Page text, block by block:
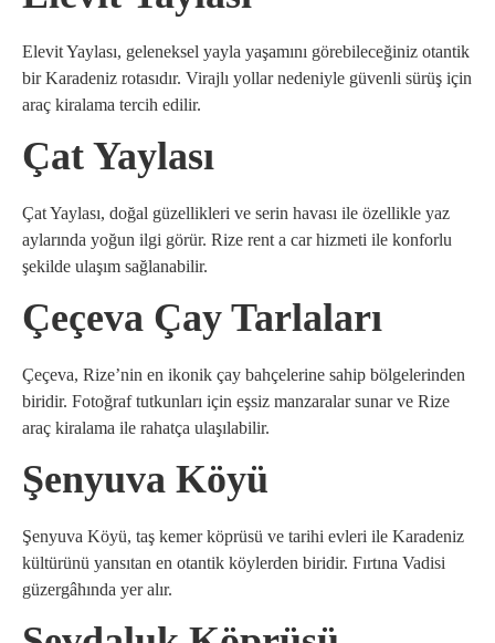
Elevit Yaylası, geleneksel yayla yaşamını görebileceğiniz otantik
bir Karadeniz rotasıdır. Virajlı yollar nedeniyle güvenli sürüş için
araç kiralama tercih edilir.
Çat Yaylası
Çat Yaylası, doğal güzellikleri ve serin havası ile özellikle yaz
aylarında yoğun ilgi görür. Rize rent a car hizmeti ile konforlu
şekilde ulaşım sağlanabilir.
Çeçeva Çay Tarlaları
Çeçeva, Rize’nin en ikonik çay bahçelerine sahip bölgelerinden
biridir. Fotoğraf tutkunları için eşsiz manzaralar sunar ve Rize
araç kiralama ile rahatça ulaşılabilir.
Şenyuva Köyü
Şenyuva Köyü, taş kemer köprüsü ve tarihi evleri ile Karadeniz
kültürünü yansıtan en otantik köylerden biridir. Fırtına Vadisi
güzergâhında yer alır.